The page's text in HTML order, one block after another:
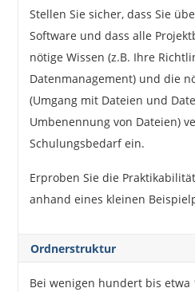
Stellen Sie sicher, dass Sie
Software und dass alle
nötige Wissen (z.B. Ihre
Datenmanagement) und die
(Umgang mit Dateien und
Umbenennung von Dateien)
Schulungsbedarf ein.
Erproben Sie die
anhand eines kleinen
Ordnerstruktur
Bei wenigen hundert bis etwa